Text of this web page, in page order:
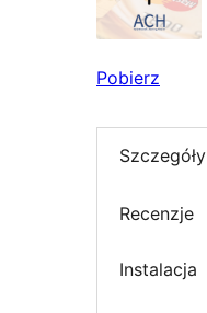
Pobierz
Szczegóły
Recenzje
Instalacja